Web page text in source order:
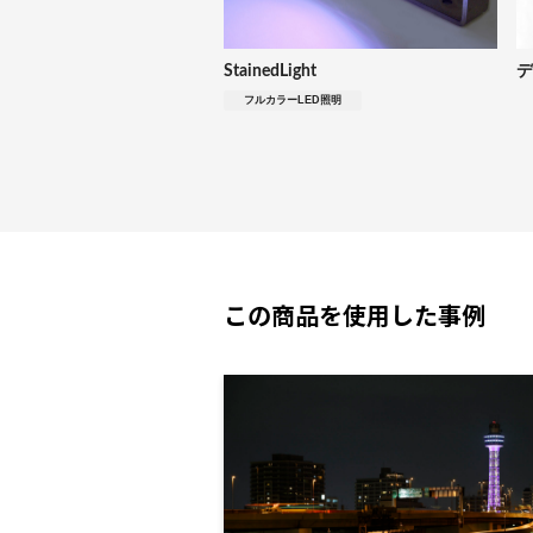
StainedLight
フルカラーLED照明
この商品を使用した事例